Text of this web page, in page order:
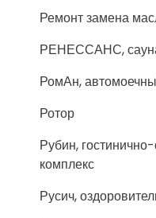
Ремонт замена
РЕНЕССАНС,
РомАн,
Ротор
Рубин,
комплекс
Русич,